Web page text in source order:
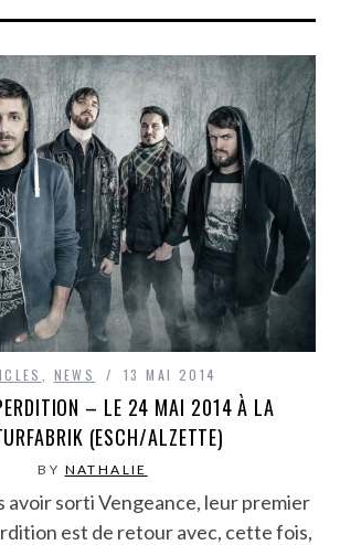
7.6
5.4
6.8
NEWS 13 MAI 2014
– LE 24 MAI 2014 À LA
(ESCH/ALZETTE)
BY NATHALIE
avoir sorti Vengeance, leur premier
est de retour avec, cette fois,